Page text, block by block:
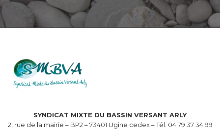
SYNDICAT MIXTE DU BASSIN VERSANT ARLY
2, rue de la mairie – BP2 – 73401 Ugine cedex – Tél. 04 79 37 34 99